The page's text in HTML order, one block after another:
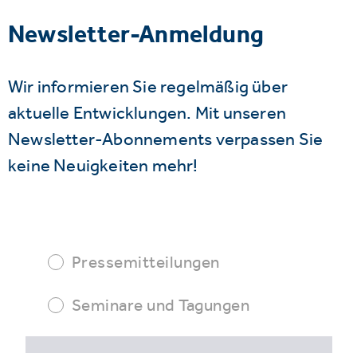
Newsletter-Anmeldung
Wir informieren Sie regelmäßig über
aktuelle Entwicklungen. Mit unseren
Newsletter-Abonnements verpassen Sie
keine Neuigkeiten mehr!
Pressemitteilungen
Seminare und Tagungen